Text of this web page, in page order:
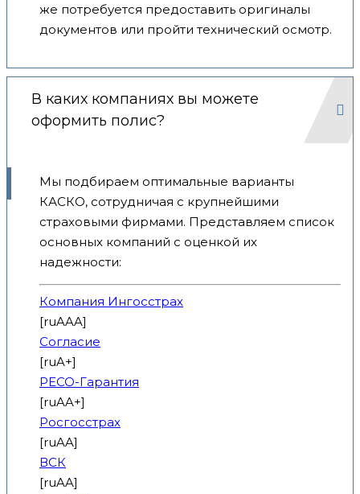
же потребуется предоставить оригиналы
документов или пройти технический осмотр.
В каких компаниях вы можете
оформить полис?
Мы подбираем оптимальные варианты
КАСКО, сотрудничая с крупнейшими
страховыми фирмами. Представляем список
основных компаний с оценкой их
надежности:
Компания Ингосстрах
[ruAAA]
Согласие
[ruA+]
РЕСО-Гарантия
[ruAA+]
Росгосстрах
[ruAA]
ВСК
[ruAA]